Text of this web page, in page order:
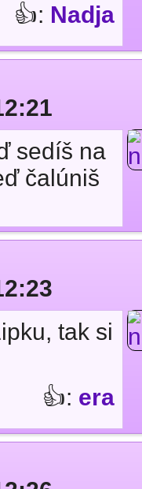
👍: Nadja
sedíš na
čalúniš
tak si
👍: era